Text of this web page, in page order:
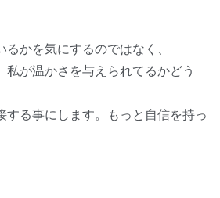
るかを気にするのではなく、
私が温かさを与えられてるかどう
する事にします。もっと自信を持っ